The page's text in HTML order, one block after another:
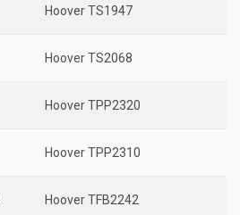
Hoover TS1947
Hoover TS2068
Hoover TPP2320
Hoover TPP2310
Hoover TFB2242